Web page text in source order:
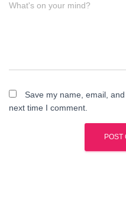
What's on your mind?
Save my name, email,
next time I comment.